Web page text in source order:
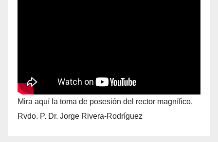
Mira aquí la toma de posesión del rector magnífico,
Rvdo. P. Dr. Jorge Rivera-Rodríguez